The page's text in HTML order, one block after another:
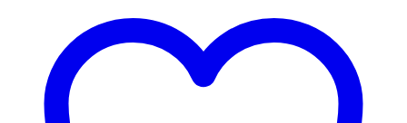
07718
Menge